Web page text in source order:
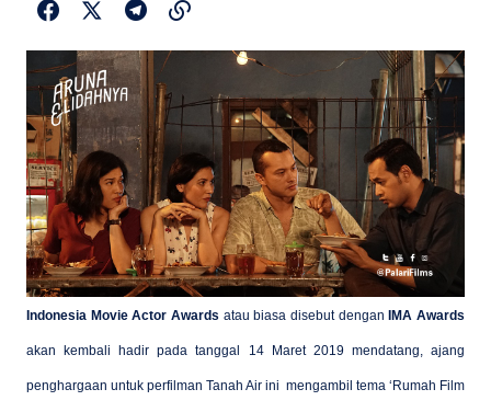
Indonesia Movie Actor Awards atau biasa disebut dengan IMA Awards
akan kembali hadir pada tanggal 14 Maret 2019 mendatang, ajang
penghargaan untuk perfilman Tanah Air ini mengambil tema ‘Rumah Film